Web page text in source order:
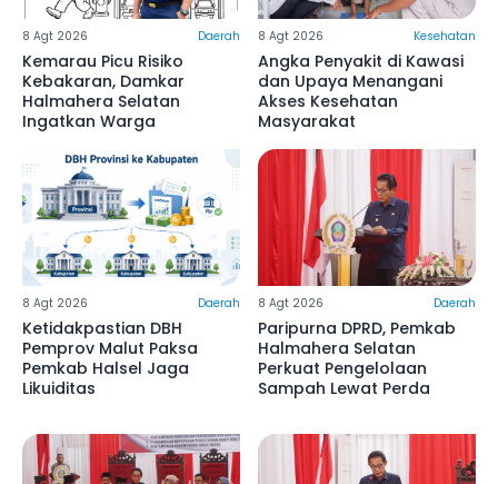
8 Agt 2026 Daerah
Kemarau Picu Risiko
Kebakaran, Damkar
Halmahera Selatan
Ingatkan Warga
8 Agt 2026 Kesehatan
Angka Penyakit di Kawasi
dan Upaya Menangani
Akses Kesehatan
Masyarakat
8 Agt 2026 Daerah
Ketidakpastian DBH
Pemprov Malut Paksa
Pemkab Halsel Jaga
Likuiditas
8 Agt 2026 Daerah
Paripurna DPRD, Pemkab
Halmahera Selatan
Perkuat Pengelolaan
Sampah Lewat Perda